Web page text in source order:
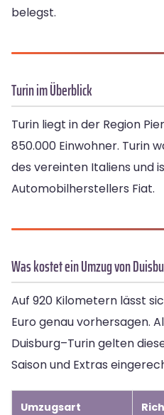
belegst.
Turin im Überblick
Turin liegt in der Region
850.000 Einwohner. Turin
des vereinten Italiens und
Automobilherstellers Fiat.
Was kostet ein Umzug von
Auf 920 Kilometern lässt
Euro genau vorhersagen.
Duisburg–Turin gelten
Saison und Extras
Umzugsart